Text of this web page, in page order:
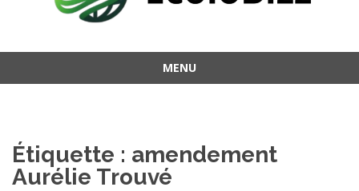
MENU
Étiquette : amendement
Aurélie Trouvé